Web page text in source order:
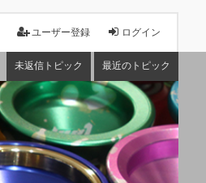
ログイン
ユーザー登録
未返信トピック 最近のトピック